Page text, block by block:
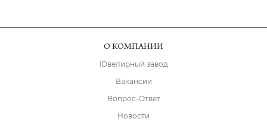
О КОМПАНИИ
Ювелирный завод
Вакансии
Вопрос-Ответ
Новости